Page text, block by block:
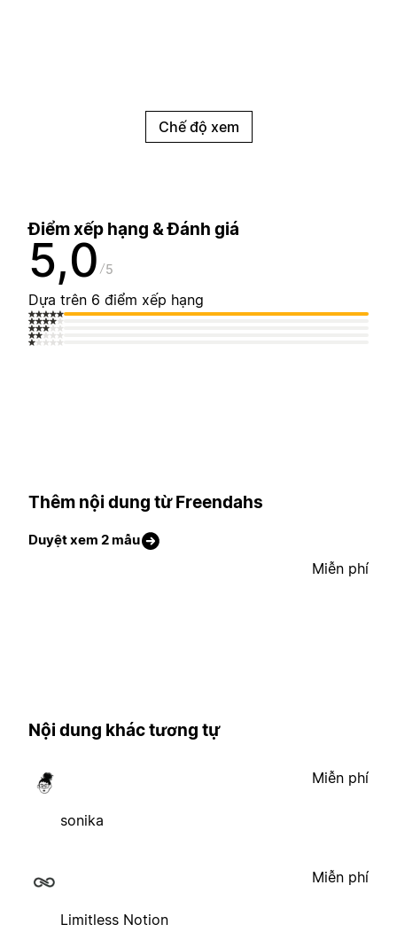
Chế độ xem
Điểm xếp hạng & Đánh giá
5,0 5
Dựa trên 6 điểm xếp hạng
Thêm nội dung từ Freendahs
Duyệt xem 2 mẫu
Miễn phí
Nội dung khác tương tự
sonika
Miễn phí
Limitless Notion
Miễn phí